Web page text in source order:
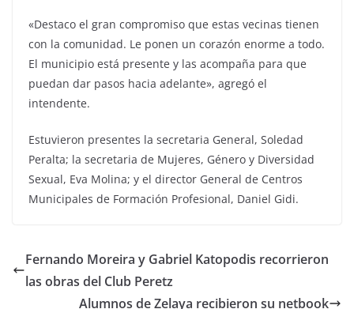
«Destaco el gran compromiso que estas vecinas tienen
con la comunidad. Le ponen un corazón enorme a todo.
El municipio está presente y las acompaña para que
puedan dar pasos hacia adelante», agregó el
intendente.
Estuvieron presentes la secretaria General, Soledad
Peralta; la secretaria de Mujeres, Género y Diversidad
Sexual, Eva Molina; y el director General de Centros
Municipales de Formación Profesional, Daniel Gidi.
Fernando Moreira y Gabriel Katopodis recorrieron
las obras del Club Peretz
Alumnos de Zelaya recibieron su netbook